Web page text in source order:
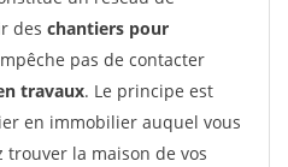
des chantiers pour
pas de contacter
travaux. Le principe est
en immobilier auquel vous
trouver la maison de vos